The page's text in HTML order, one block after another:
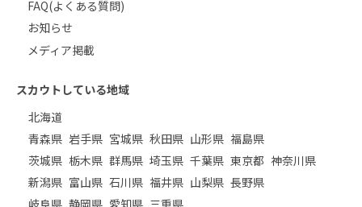
FAQ(よくある質問)
お知らせ
メディア掲載
スカウトしている地域
北海道
青森県 岩手県 宮城県 秋田県 山形県 福島県
茨城県 栃木県 群馬県 埼玉県 千葉県 東京都 神奈川県
新潟県 富山県 石川県 福井県 山梨県 長野県
岐阜県 静岡県 愛知県 三重県